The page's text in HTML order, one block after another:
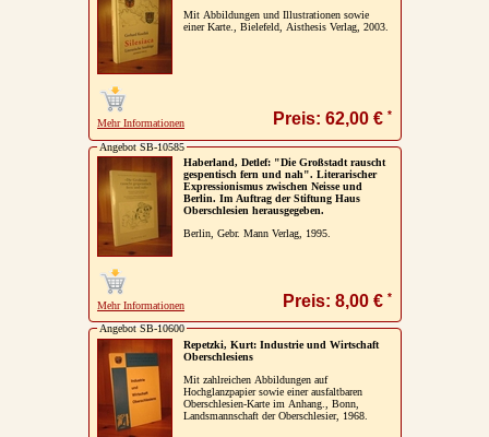
Mit Abbildungen und Illustrationen sowie
einer Karte., Bielefeld, Aisthesis Verlag, 2003.
Mehr Informationen Preis: 62,00 € *
Angebot SB-10585
Haberland, Detlef: "Die Großstadt rauscht
gespentisch fern und nah". Literarischer
Expressionismus zwischen Neisse und
Berlin. Im Auftrag der Stiftung Haus
Oberschlesien herausgegeben.
Berlin, Gebr. Mann Verlag, 1995.
Mehr Informationen Preis: 8,00 € *
Angebot SB-10600
Repetzki, Kurt: Industrie und Wirtschaft
Oberschlesiens
Mit zahlreichen Abbildungen auf
Hochglanzpapier sowie einer ausfaltbaren
Oberschlesien-Karte im Anhang., Bonn,
Landsmannschaft der Oberschlesier, 1968.